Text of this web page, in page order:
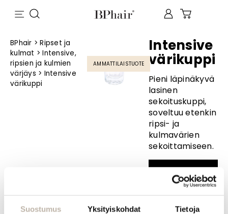
Suostumus Yksityiskohdat Tietoja
BPhair >Ripset ja
kulmat >Intensive,
ripsien ja kulmien
värjäys > Intensive
värikuppi
AMMATTILAISTUOTE
Intensive
värikuppi
Pieni läpinäkyvä
lasinen
sekoituskuppi,
soveltuu etenkin
ripsi- ja
kulmavärien
sekoittamiseen.
tuotteesta